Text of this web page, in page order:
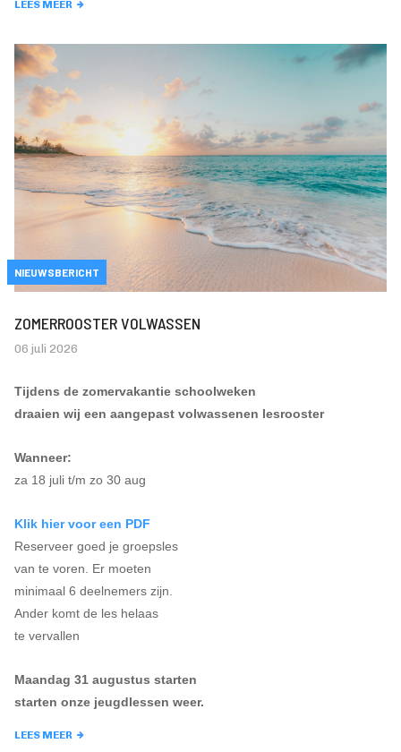
LEES MEER
NIEUWSBERICHT
ZOMERROOSTER VOLWASSEN
06 juli 2026
Tijdens de zomervakantie schoolweken
draaien wij een aangepast volwassenen lesrooster
Wanneer:
za 18 juli t/m zo 30 aug
Klik hier voor een PDF
Reserveer goed je groepsles
van te voren. Er moeten
minimaal 6 deelnemers zijn.
Ander komt de les helaas
te vervallen
Maandag 31 augustus starten
starten onze jeugdlessen weer.
LEES MEER